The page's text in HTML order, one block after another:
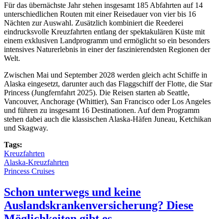
Für das übernächste Jahr stehen insgesamt 185 Abfahrten auf 14
unterschiedlichen Routen mit einer Reisedauer von vier bis 16
Nächten zur Auswahl. Zusätzlich kombiniert die Reederei
eindrucksvolle Kreuzfahrten entlang der spektakulären Küste mit
einem exklusiven Landprogramm und ermöglicht so ein besonders
intensives Naturerlebnis in einer der faszinierendsten Regionen der
Welt.
Zwischen Mai und September 2028 werden gleich acht Schiffe in
Alaska eingesetzt, darunter auch das Flaggschiff der Flotte, die Star
Princess (Jungfernfahrt 2025). Die Reisen starten ab Seattle,
Vancouver, Anchorage (Whittier), San Francisco oder Los Angeles
und führen zu insgesamt 16 Destinationen. Auf dem Programm
stehen dabei auch die klassischen Alaska-Häfen Juneau, Ketchikan
und Skagway.
Tags:
Kreuzfahrten
Alaska-Kreuzfahrten
Princess Cruises
Schon unterwegs und keine
Auslandskrankenversicherung? Diese